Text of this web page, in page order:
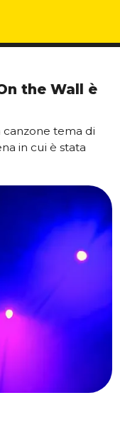
the Wall è
tema di
in cui è stata